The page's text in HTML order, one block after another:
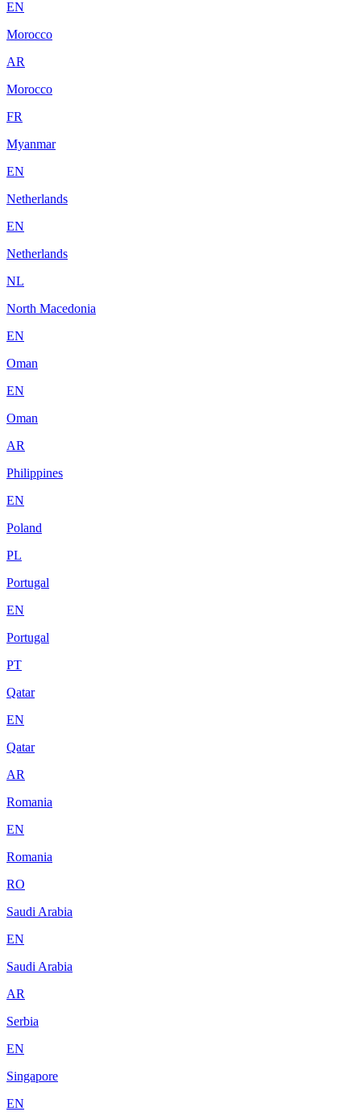
EN
Morocco
AR
Morocco
FR
Myanmar
EN
Netherlands
EN
Netherlands
NL
North Macedonia
EN
Oman
EN
Oman
AR
Philippines
EN
Poland
PL
Portugal
EN
Portugal
PT
Qatar
EN
Qatar
AR
Romania
EN
Romania
RO
Saudi Arabia
EN
Saudi Arabia
AR
Serbia
EN
Singapore
EN